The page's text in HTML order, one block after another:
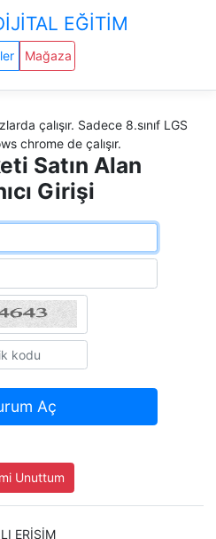
EĞİTİM
Mağaza
çalışır. Sadece 8.sınıf LGS
chrome de çalışır.
Satın Alan
Girişi
Aç
Unuttum
ERİŞİM